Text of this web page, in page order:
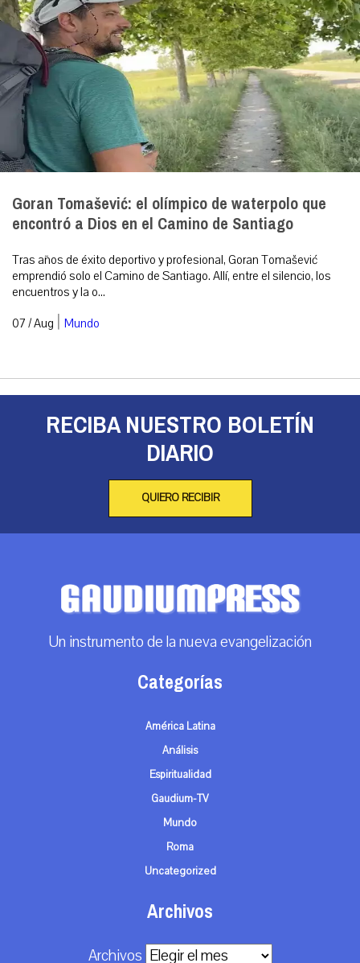
Goran Tomašević: el olímpico de waterpolo que
encontró a Dios en el Camino de Santiago
Tras años de éxito deportivo y profesional, Goran Tomašević
emprendió solo el Camino de Santiago. Allí, entre el silencio, los
encuentros y la o...
07 / Aug | Mundo
RECIBA NUESTRO BOLETÍN
DIARIO
QUIERO RECIBIR
Un instrumento de la nueva evangelización
Categorías
América Latina
Análisis
Espiritualidad
Gaudium-TV
Mundo
Roma
Uncategorized
Archivos
Archivos